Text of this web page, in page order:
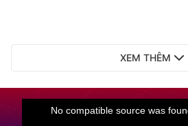
XEM THÊM